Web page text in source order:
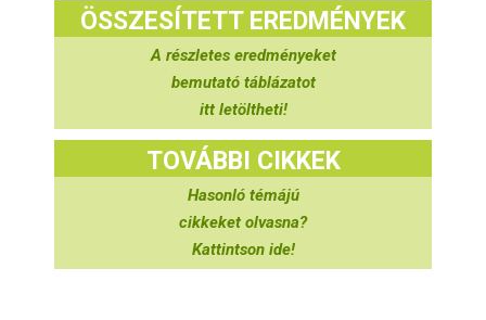
ÖSSZESÍTETT EREDMÉNYEK
A részletes eredményeket
bemutató táblázatot
itt letöltheti!
TOVÁBBI CIKKEK
Hasonló témájú
cikkeket olvasna?
Kattintson ide!